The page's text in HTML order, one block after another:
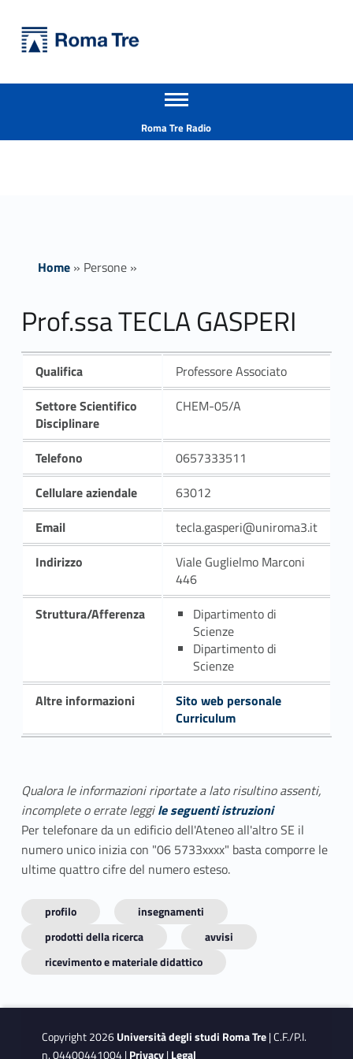
Prof.ssa TECLA GASPERI - Università Roma Tre
Apri il menu secondario
Roma Tre Radio
Home» Persone»
Prof.ssa TECLA GASPERI
Qualifica
Professore Associato
Settore Scientifico
Disciplinare
CHEM-05/A
Telefono
0657333511
Cellulare aziendale
63012
Email
tecla.gasperi@uniroma3.it
Indirizzo
Viale Guglielmo Marconi
446
Struttura/Afferenza
Dipartimento di
Scienze
Dipartimento di
Scienze
Altre informazioni
Sito web personale
Curriculum
Qualora le informazioni riportate a lato risultino assenti,
incomplete o errate leggile seguenti istruzioni
Per telefonare da un edificio dell'Ateneo all'altro SE il
numero unico inizia con "06 5733xxxx" basta comporre le
ultime quattro cifre del numero esteso.
profilo
insegnamenti
prodotti della ricerca
avvisi
ricevimento e materiale didattico
Copyright 2026Università degli studi Roma Tre| C.F./P.I.
n. 04400441004 |Privacy|Legal